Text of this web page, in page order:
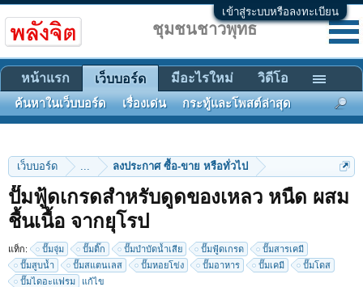
เข้าสู่ระบบหรือลงทะเบียน
เว็บบอร์ด ... ลงประกาศ ซื้อ-ขาย หรือทั่วไป
ปั๊มฟู้ดเกรดสำหรับดูดของเหลว หนืด ผสม
ชื้นเนื้อ จากยุโรป
แท็ก: ปั๊มจุ่ม ปั๊มติ๊ก ปั๊มบำบัดน้ำเสีย ปั๊มฟู้ดเกรด
ปั๊มสารเคมี
ปั๊มสูบน้ำ
ปั๊มสแตนเลส ปั๊มหอยโข่ง ปั๊มอาหาร ปั๊มเคมี
ปั๊มโดส
ปั๊มไดอะแฟรม
แก้ไข
ชุมชนชาวพุทธ
หน้าแรก เว็บบอร์ด
ค้นหาในเว็บบอร์ด เรื่องเด่น กระทู้และโพสต์ล่าสุด
มีอะไรใหม่ วิดีโอ